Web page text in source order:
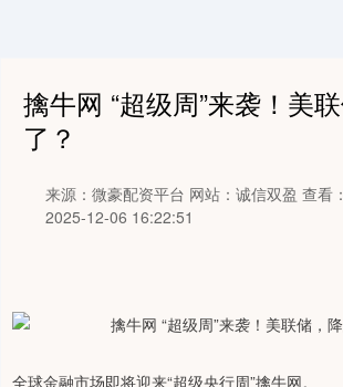
擒牛网 “超级周”来袭！美
了？
来源：微豪配资平台 网站：诚信双盈 查看
2025-12-06 16:22:51
全球金融市场即将迎来“超级央行周”擒牛网。